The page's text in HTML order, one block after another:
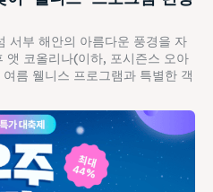
서부 해안의 아름다운 풍경을 자
앳 코올리나(이하, 포시즌스 오아
름 웰니스 프로그램과 특별한 객